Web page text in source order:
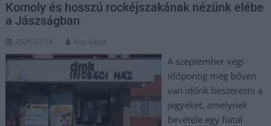
Komoly és hosszú rockéjszakának nézünk elébe
a Jászságban
2026.07.14. Kiss Lajos
A szeptember végi
időpontig még bőven
van időnk beszerezni a
jegyeket, amelynek
bevétele egy fiatal